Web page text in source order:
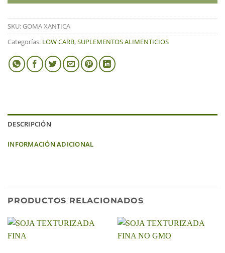
SKU: GOMA XANTICA
Categorías: LOW CARB,SUPLEMENTOS ALIMENTICIOS
DESCRIPCIÓN
INFORMACIÓN ADICIONAL
PRODUCTOS RELACIONADOS